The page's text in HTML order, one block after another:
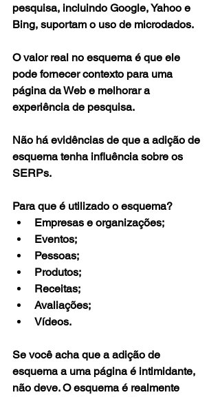
pesquisa, incluindo Google, Yahoo e
Bing, suportam o uso de microdados.
O valor real no esquema é que ele
pode fornecer contexto para uma
página da Web e melhorar a
experiência de pesquisa.
Não há evidências de que a adição de
esquema tenha influência sobre os
SERPs.
Para que é utilizado o esquema?
Empresas e organizações;
Eventos;
Pessoas;
Produtos;
Receitas;
Avaliações;
Vídeos.
Se você acha que a adição de
esquema a uma página é intimidante,
não deve. O esquema é realmente